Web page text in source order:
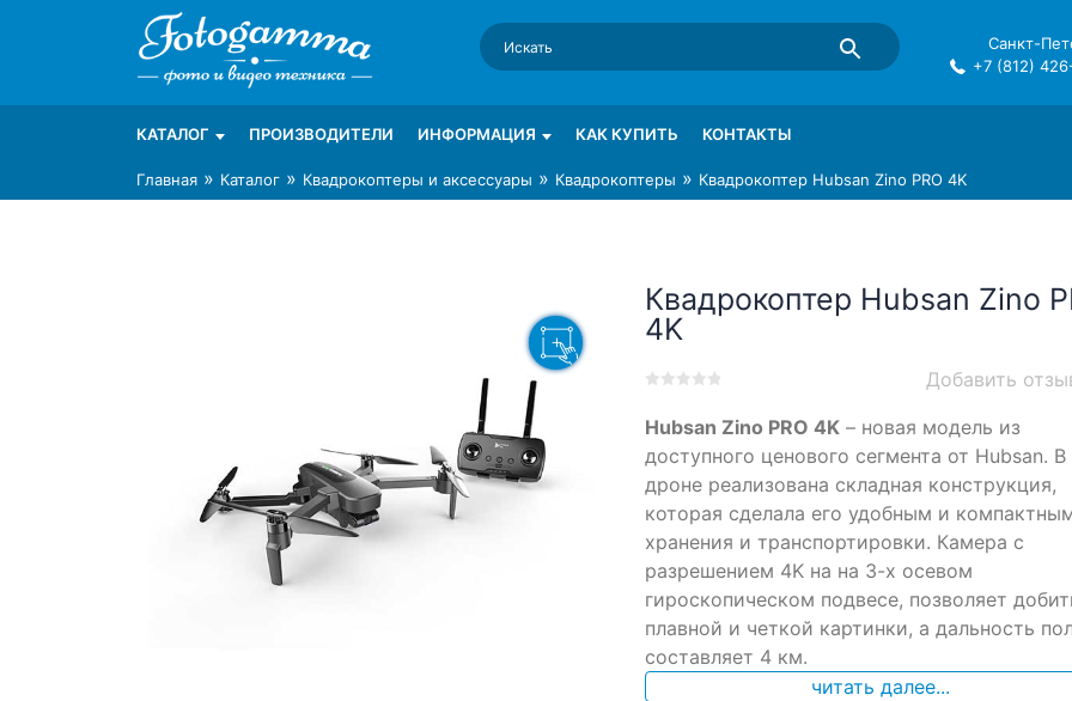
Интернет-магазин фототехники Foto-Gamma в СПб
Магазин фотоаксессуаров foto-gamma.ru
Санкт-
+7 (812)
КАТАЛОГ ПРОИЗВОДИТЕЛИ ИНФОРМАЦИЯ КАК КУПИТЬ КОНТАКТЫ
Главная » Каталог » Квадрокоптеры и аксессуары » Квадрокоптеры » Квадрокоптер Hubsan Zino PRO 4K
Квадрокоптер Hubsan Zino
4K
out
based
on
customer
ratings
Добавить
Hubsan Zino PRO 4K– новая модель из
доступного ценового сегмента от Hubsan. В
дроне реализована складная конструкция,
которая сделала его удобным и
хранения и транспортировки. Камера с
разрешением 4K на на 3-х осевом
гироскопическом подвесе, позволяет
плавной и четкой картинки, а дальность
составляет 4 км.
читать далее...